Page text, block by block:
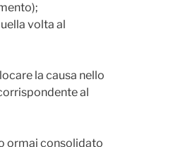
volta al
la causa nello
al
ormai consolidato